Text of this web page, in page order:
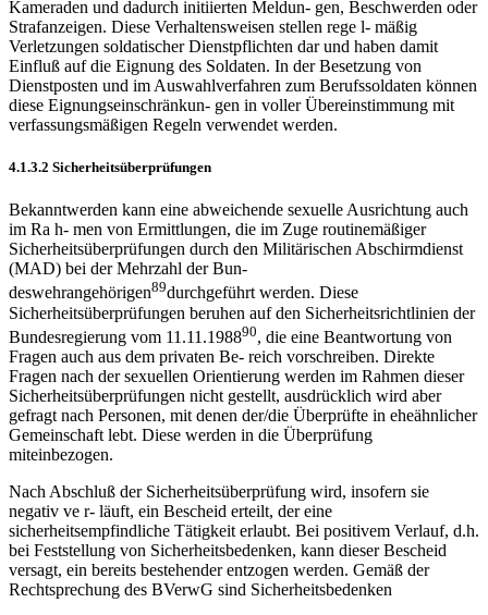
Kameraden und dadurch initiierten Meldun- gen, Beschwerden oder
Strafanzeigen. Diese Verhaltensweisen stellen rege l- mäßig
Verletzungen soldatischer Dienstpflichten dar und haben damit
Einfluß auf die Eignung des Soldaten. In der Besetzung von
Dienstposten und im Auswahlverfahren zum Berufssoldaten können
diese Eignungseinschränkun- gen in voller Übereinstimmung mit
verfassungsmäßigen Regeln verwendet werden.
4.1.3.2 Sicherheitsüberprüfungen
Bekanntwerden kann eine abweichende sexuelle Ausrichtung auch
im Ra h- men von Ermittlungen, die im Zuge routinemäßiger
Sicherheitsüberprüfungen durch den Militärischen Abschirmdienst
(MAD) bei der Mehrzahl der Bun-
deswehrangehörigen89durchgeführt werden. Diese
Sicherheitsüberprüfungen beruhen auf den Sicherheitsrichtlinien der
Bundesregierung vom 11.11.198890, die eine Beantwortung von
Fragen auch aus dem privaten Be- reich vorschreiben. Direkte
Fragen nach der sexuellen Orientierung werden im Rahmen dieser
Sicherheitsüberprüfungen nicht gestellt, ausdrücklich wird aber
gefragt nach Personen, mit denen der/die Überprüfte in eheähnlicher
Gemeinschaft lebt. Diese werden in die Überprüfung
miteinbezogen.
Nach Abschluß der Sicherheitsüberprüfung wird, insofern sie
negativ ve r- läuft, ein Bescheid erteilt, der eine
sicherheitsempfindliche Tätigkeit erlaubt. Bei positivem Verlauf, d.h.
bei Feststellung von Sicherheitsbedenken, kann dieser Bescheid
versagt, ein bereits bestehender entzogen werden. Gemäß der
Rechtsprechung des BVerwG sind Sicherheitsbedenken